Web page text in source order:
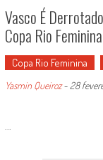
Vasco É
Copa Rio Feminina
Copa Rio Feminina
Yasmin Queiroz- 28